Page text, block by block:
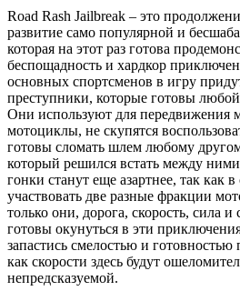
Road Rash Jailbreak – это
развитие само популярной и
которая на этот раз готова
беспощадность и хардкор
основных спортсменов в игру
преступники, которые готовы
Они используют для передвижения
мотоциклы, не скупятся
готовы сломать шлем любому
который решился встать между
гонки станут еще азартнее, так как
участвовать две разные фракции
только они, дорога, скорость, сила
готовы окунуться в эти
запастись смелостью и
как скорости здесь будут
непредсказуемой.